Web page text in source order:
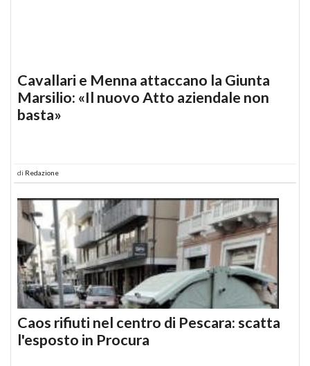
Cavallari e Menna attaccano la Giunta
Marsilio: «Il nuovo Atto aziendale non
basta»
di Redazione
Caos rifiuti nel centro di Pescara: scatta
l'esposto in Procura